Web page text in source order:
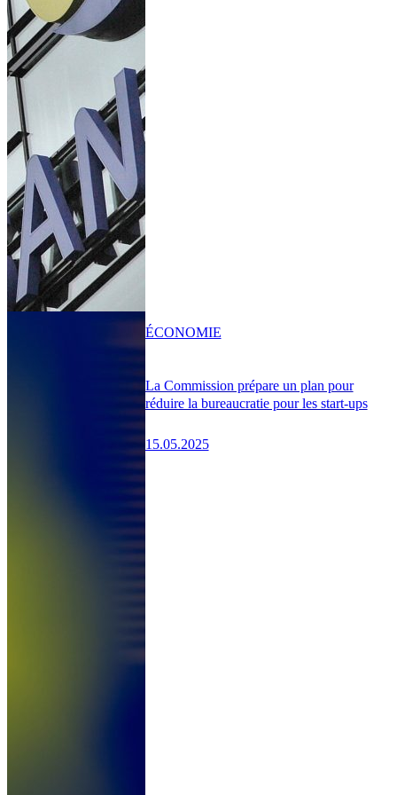
La Commission prépare un plan pour
réduire la bureaucratie pour les start-ups
15.05.2025
ÉCONOMIE